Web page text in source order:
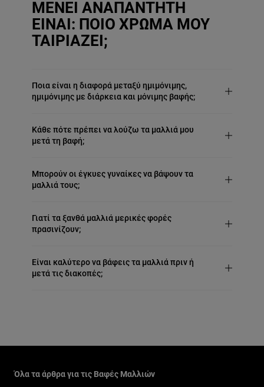
ΜΕΝΕΙ ΑΝΑΠΑΝΤΗΤΗ
ΕΙΝΑΙ: ΠΟΙΟ ΧΡΩΜΑ ΜΟΥ
ΤΑΙΡΙΑΖΕΙ;
Ποια είναι η διαφορά μεταξύ ημιμόνιμης,
ημιμόνιμης με διάρκεια και μόνιμης βαφής;
Κάθε πότε πρέπει να λούζω τα μαλλιά μου
μετά τη βαφή;
Μπορούν οι έγκυες γυναίκες να βάψουν τα
μαλλιά τους;
Γιατί τα ξανθά μαλλιά μερικές φορές
πρασινίζουν;
Είναι καλύτερο να βάφεις τα μαλλιά πριν ή
μετά τις διακοπές;
Όλα τα άρθρα για τις Βαφές Μαλλιών